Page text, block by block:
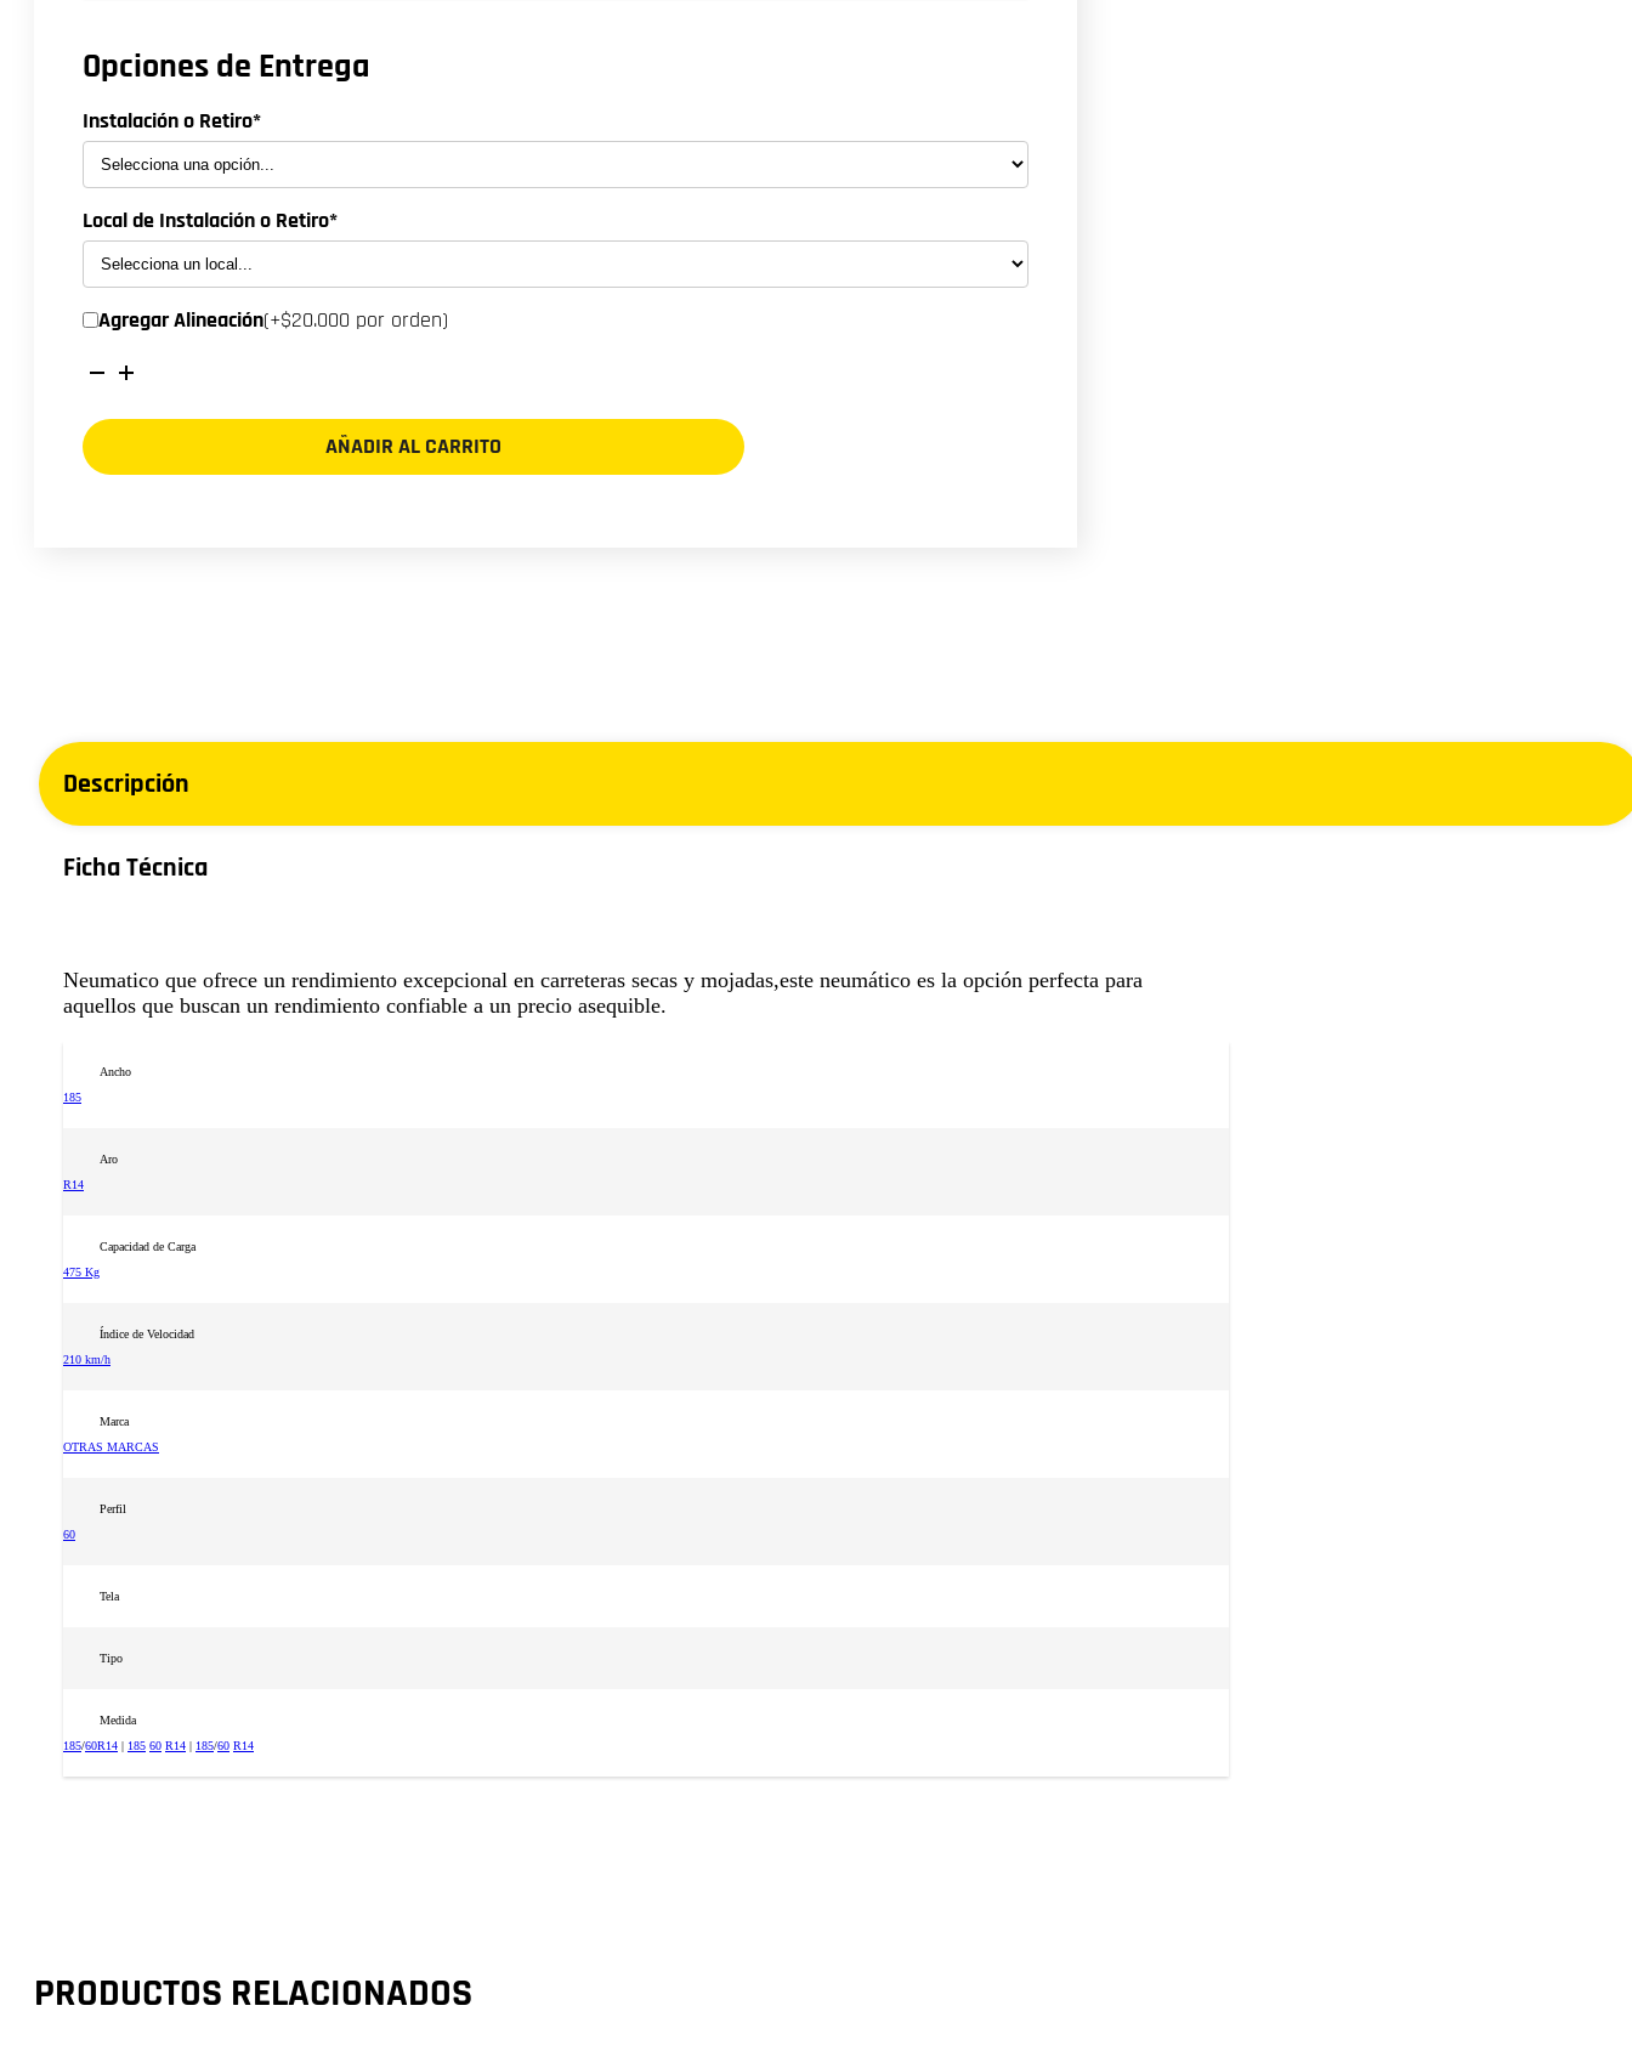
Opciones de Entrega
Instalación o Retiro*
Local de Instalación o Retiro*
Agregar Alineación(+$20.000 por orden)
NEUMATICO
ROADWING
RW-
581
AÑADIR AL CARRITO
Descripción
Ficha Técnica
Neumatico que ofrece un rendimiento excepcional en carreteras secas y mojadas,este neumático es la opción perfecta para
aquellos que buscan un rendimiento confiable a un precio asequible.
Ancho
185
Aro
R14
Capacidad de Carga
475 Kg
Índice de Velocidad
210 km/h
Marca
OTRAS MARCAS
Perfil
60
Tela
Tipo
Medida
185/60R14 | 185 60 R14 | 185/60 R14
PRODUCTOS RELACIONADOS